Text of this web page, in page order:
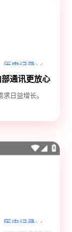
通讯更放心
日益增长。